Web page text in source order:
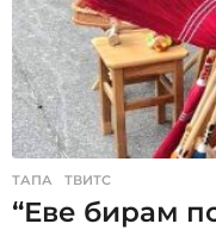
ТАПА ,ТВИТС
“Еве бирам